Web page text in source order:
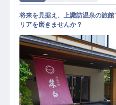
フロントスタッフ（賞
将来を見据え、上諏訪温泉の旅館
リアを磨きませんか？